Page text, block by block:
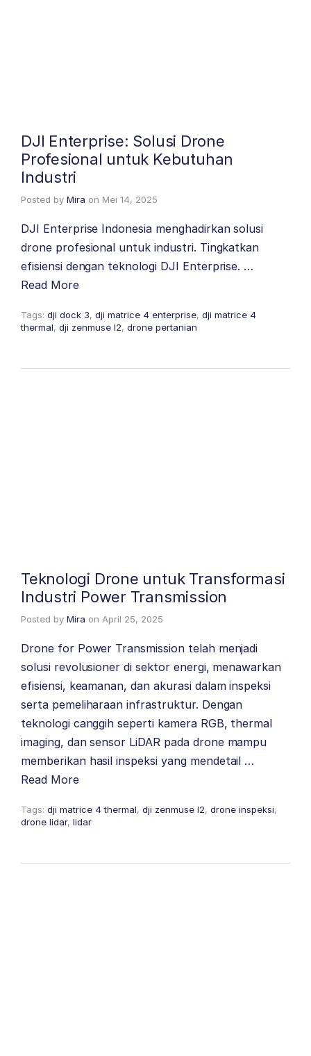
DJI Enterprise: Solusi Drone
Profesional untuk Kebutuhan
Industri
Posted by Mira on Mei 14, 2025
DJI Enterprise Indonesia menghadirkan solusi
drone profesional untuk industri. Tingkatkan
efisiensi dengan teknologi DJI Enterprise. …
Read More
Tags: dji dock 3, dji matrice 4 enterprise, dji matrice 4
thermal, dji zenmuse l2, drone pertanian
Teknologi Drone untuk Transformasi
Industri Power Transmission
Posted by Mira on April 25, 2025
Drone for Power Transmission telah menjadi
solusi revolusioner di sektor energi, menawarkan
efisiensi, keamanan, dan akurasi dalam inspeksi
serta pemeliharaan infrastruktur. Dengan
teknologi canggih seperti kamera RGB, thermal
imaging, dan sensor LiDAR pada drone mampu
memberikan hasil inspeksi yang mendetail …
Read More
Tags: dji matrice 4 thermal, dji zenmuse l2, drone inspeksi,
drone lidar, lidar